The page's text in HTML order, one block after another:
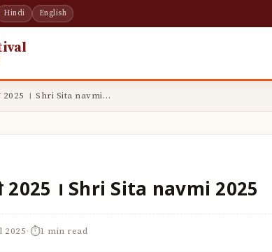
Hindi English
2025 । Shri Sita navmi…
2025 । Shri Sita navmi 2025
2025·⏱1 min read